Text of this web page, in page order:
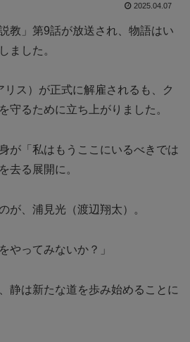
2025.04.07
教」第9話が放送され、物語はい
ました。
ス）が正式に解雇されるも、ク
守るために立ち上がりました。
が「私はもうここにいるべきでは
去る展開に。
が、浦見光（渡辺翔太）。
やってみないか？」
静は新たな道を歩み始めることに